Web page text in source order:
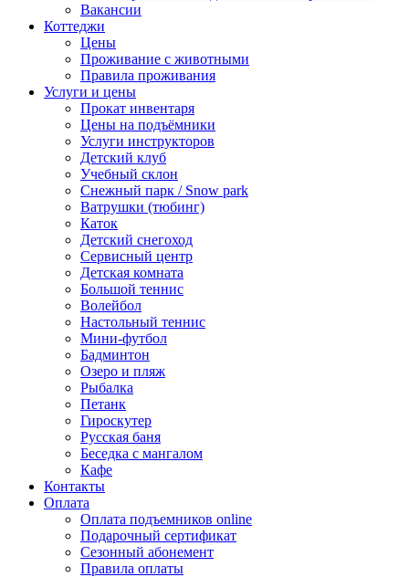
Вакансии
Коттеджи
Цены
Проживание с животными
Правила проживания
Услуги и цены
Прокат инвентаря
Цены на подъёмники
Услуги инструкторов
Детский клуб
Учебный склон
Снежный парк / Snow park
Ватрушки (тюбинг)
Каток
Детский снегоход
Сервисный центр
Детская комната
Большой теннис
Волейбол
Настольный теннис
Мини-футбол
Бадминтон
Озеро и пляж
Рыбалка
Петанк
Гироскутер
Русская баня
Беседка с мангалом
Кафе
Контакты
Оплата
Оплата подъемников online
Подарочный сертификат
Сезонный абонемент
Правила оплаты